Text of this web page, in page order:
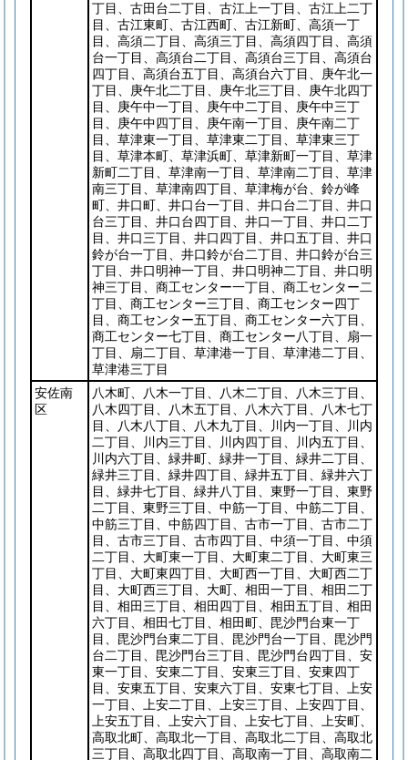
丁目、古田台二丁目、古江上一丁目、古江上二丁
目、古江東町、古江西町、古江新町、高須一丁
目、高須二丁目、高須三丁目、高須四丁目、高須
台一丁目、高須台二丁目、高須台三丁目、高須台
四丁目、高須台五丁目、高須台六丁目、庚午北一
丁目、庚午北二丁目、庚午北三丁目、庚午北四丁
目、庚午中一丁目、庚午中二丁目、庚午中三丁
目、庚午中四丁目、庚午南一丁目、庚午南二丁
目、草津東一丁目、草津東二丁目、草津東三丁
目、草津本町、草津浜町、草津新町一丁目、草津
新町二丁目、草津南一丁目、草津南二丁目、草津
南三丁目、草津南四丁目、草津梅が台、鈴が峰
町、井口町、井口台一丁目、井口台二丁目、井口
台三丁目、井口台四丁目、井口一丁目、井口二丁
目、井口三丁目、井口四丁目、井口五丁目、井口
鈴が台一丁目、井口鈴が台二丁目、井口鈴が台三
丁目、井口明神一丁目、井口明神二丁目、井口明
神三丁目、商工センター一丁目、商工センター二
丁目、商工センター三丁目、商工センター四丁
目、商工センター五丁目、商工センター六丁目、
商工センター七丁目、商工センター八丁目、扇一
丁目、扇二丁目、草津港一丁目、草津港二丁目、
草津港三丁目
安佐南
区
八木町、八木一丁目、八木二丁目、八木三丁目、
八木四丁目、八木五丁目、八木六丁目、八木七丁
目、八木八丁目、八木九丁目、川内一丁目、川内
二丁目、川内三丁目、川内四丁目、川内五丁目、
川内六丁目、緑井町、緑井一丁目、緑井二丁目、
緑井三丁目、緑井四丁目、緑井五丁目、緑井六丁
目、緑井七丁目、緑井八丁目、東野一丁目、東野
二丁目、東野三丁目、中筋一丁目、中筋二丁目、
中筋三丁目、中筋四丁目、古市一丁目、古市二丁
目、古市三丁目、古市四丁目、中須一丁目、中須
二丁目、大町東一丁目、大町東二丁目、大町東三
丁目、大町東四丁目、大町西一丁目、大町西二丁
目、大町西三丁目、大町、相田一丁目、相田二丁
目、相田三丁目、相田四丁目、相田五丁目、相田
六丁目、相田七丁目、相田町、毘沙門台東一丁
目、毘沙門台東二丁目、毘沙門台一丁目、毘沙門
台二丁目、毘沙門台三丁目、毘沙門台四丁目、安
東一丁目、安東二丁目、安東三丁目、安東四丁
目、安東五丁目、安東六丁目、安東七丁目、上安
一丁目、上安二丁目、上安三丁目、上安四丁目、
上安五丁目、上安六丁目、上安七丁目、上安町、
高取北町、高取北一丁目、高取北二丁目、高取北
三丁目、高取北四丁目、高取南一丁目、高取南二